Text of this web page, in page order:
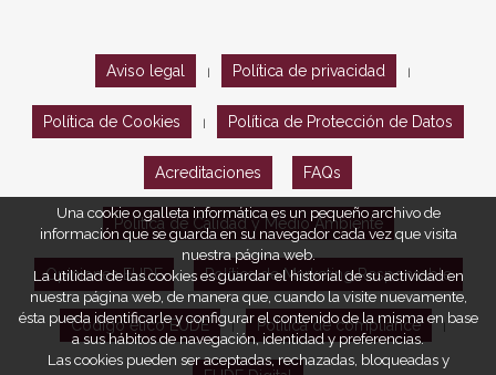
Aviso legal Política de privacidad
Política de Cookies Política de Protección de Datos
Acreditaciones FAQs
Política de Calidad y Medio Ambiente
Opiniones EUDE Política de Marketing Responsable
Código ético EUDE Política de compliance
Una cookie o galleta informática es un pequeño archivo de
información que se guarda en su navegador cada vez que visita
nuestra página web.
La utilidad de las cookies es guardar el historial de su actividad en
nuestra página web, de manera que, cuando la visite nuevamente,
ésta pueda identificarle y configurar el contenido de la misma en base
a sus hábitos de navegación, identidad y preferencias.
Las cookies pueden ser aceptadas, rechazadas, bloqueadas y